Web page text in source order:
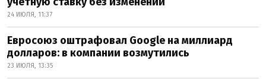
24 ИЮЛЯ, 11:37
Евросоюз оштрафовал Google на миллиард
долларов: в компании возмутились
23 ИЮЛЯ, 13:35